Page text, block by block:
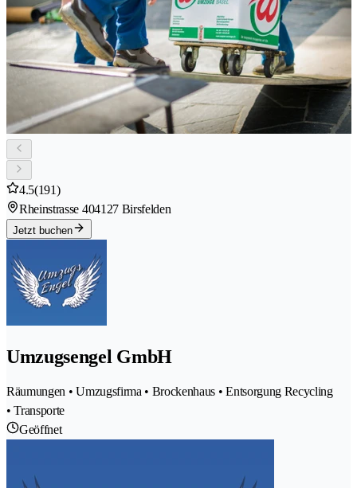
4.5(191)
Rheinstrasse 404127 Birsfelden
Jetzt buchen
Umzugsengel GmbH
Räumungen • Umzugsfirma • Brockenhaus • Entsorgung Recycling
• Transporte
Geöffnet